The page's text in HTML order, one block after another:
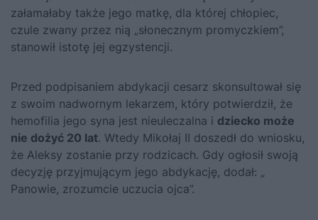
załamałaby także jego matkę, dla której chłopiec,
czule zwany przez nią „słonecznym promyczkiem”,
stanowił istotę jej egzystencji.
Przed podpisaniem abdykacji cesarz skonsultował się
z swoim nadwornym lekarzem, który potwierdził, że
hemofilia jego syna jest nieuleczalna i dziecko może
nie dożyć 20 lat. Wtedy Mikołaj II doszedł do wniosku,
że Aleksy zostanie przy rodzicach. Gdy ogłosił swoją
decyzję przyjmującym jego abdykację, dodał: „
Panowie, zrozumcie uczucia ojca”.